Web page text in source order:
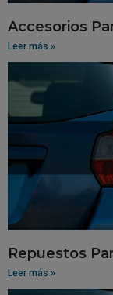
Accesorios
Leer más »
Repuestos
Leer más »